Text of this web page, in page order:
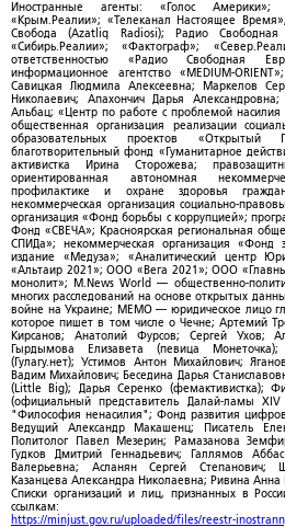
Иностранные агенты: «Голос Америки»;
«Крым.Реалии»; «Телеканал Настоящее
Свобода (Azatliq Radiosi); Радио Свободная
«Сибирь.Реалии»; «Фактограф»;
ответственностью «Радио Свободная
информационное агентство «MEDIUM-
Савицкая Людмила Алексеевна; Маркелов
Николаевич; Апахончич Дарья
Альбац; «Центр по работе с проблемой
общественная организация реализации
образовательных проектов «Открытый
благотворительный фонд «Гуманитарное
активистка Ирина Сторожева;
ориентированная автономная
профилактике и охране здоровья
некоммерческая организация социально-
организация «Фонд борьбы с коррупцией»;
Фонд «СВЕЧА»; Красноярская региональная
СПИДа»; некоммерческая организация «Фонд
издание «Медуза»; «Аналитический центр
«Альтаир 2021»; ООО «Вега 2021»; ООО
монолит»; M.News World — общественно-
многих расследований на основе открытых
войне на Украине; МЕМО — юридическое лицо
которое пишет в том числе о Чечне; Артемий
Кирсанов; Анатолий Фурсов; Сергей Ухов;
Гырдымова Елизавета (певица
(Гулагу.нет); Устимов Антон Михайлович;
Вадим Михайлович; Беседина Дарья
(Little Big); Дарья Серенко (фемактивистка);
(официальный представитель Далай-ламы
"Философия ненасилия"; Фонд развития
Ведущий Александр Макашенц; Писатель
Политолог Павел Мезерин; Рамазанова
Гудков Дмитрий Геннадьевич; Галлямов
Валерьевна; Асланян Сергей Степанович;
Казанцева Александра Николаевна; Ривина Анна
Списки организаций и лиц, признанных в
ссылкам:
https://minjust.gov.ru/uploaded/files/reestr-